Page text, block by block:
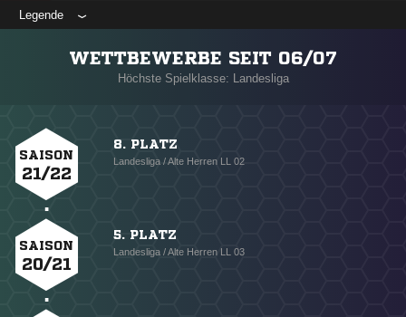
Legende
WETTBEWERBE SEIT 06/07
Höchste Spielklasse: Landesliga
SAISON
21/22
8. PLATZ
Landesliga / Alte Herren LL 02
SAISON
20/21
5. PLATZ
Landesliga / Alte Herren LL 03